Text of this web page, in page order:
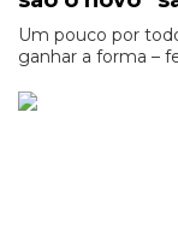
Um pouco por
ganhar a forma –